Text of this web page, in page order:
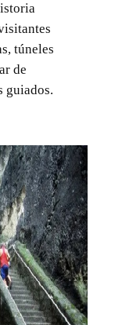
túneles
de
guiados.